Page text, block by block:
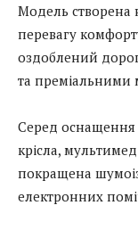
Модель створена
перевагу
оздоблений
та преміальними
Серед оснащення
крісла,
покращена
електронних